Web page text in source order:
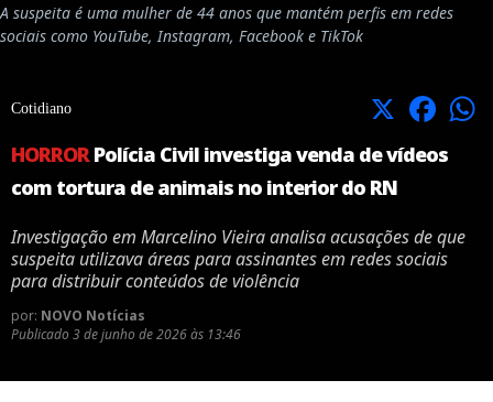
A suspeita é uma mulher de 44 anos que mantém perfis em redes
sociais como YouTube, Instagram, Facebook e TikTok
Cotidiano X Facebook
HORRORPolícia Civil investiga venda de vídeos
com tortura de animais no interior do RN
Investigação em Marcelino Vieira analisa acusações de que
suspeita utilizava áreas para assinantes em redes sociais
para distribuir conteúdos de violência
por: NOVO Notícias
Publicado 3 de junho de 2026 às 13:46